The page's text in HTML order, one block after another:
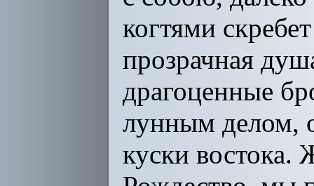
когтями
прозрачная
драгоценные
лунным делом,
куски